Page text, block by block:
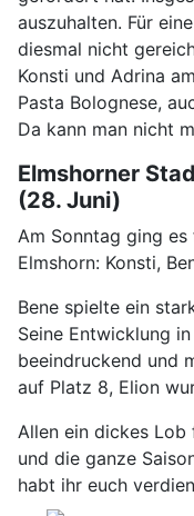
auszuhalten. Für
diesmal nicht
Konsti und Adrina
Pasta Bolognese,
Da kann man nicht
Elmshorner
(28. Juni)
Am Sonntag ging
Elmshorn: Konsti,
Bene spielte ein
Seine Entwicklung
beeindruckend und
auf Platz 8, Elion
Allen ein dickes Lob
und die ganze
habt ihr euch